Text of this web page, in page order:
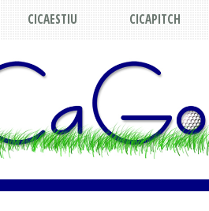
CICAESTIU CICAPITCH